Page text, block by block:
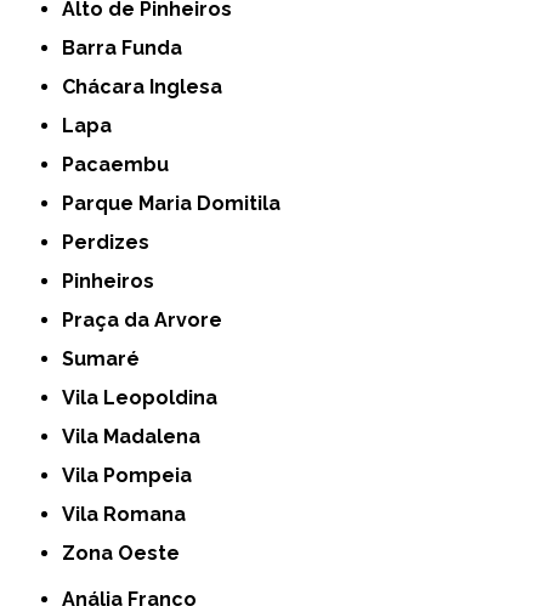
Alto de Pinheiros
Barra Funda
Chácara Inglesa
Lapa
Pacaembu
Parque Maria Domitila
Perdizes
Pinheiros
Praça da Arvore
Sumaré
Vila Leopoldina
Vila Madalena
Vila Pompeia
Vila Romana
Zona Oeste
Anália Franco